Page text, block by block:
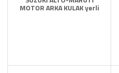
Sx4 Sedici Yedek Parça
MOTOR ARKA KULAK yerli